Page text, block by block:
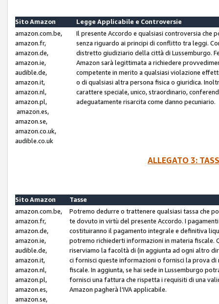
Sito Amazon
Legge Applicabile e Controversie
amazon.com.be,
amazon.fr,
amazon.de,
amazon.ie,
audible.de,
amazon.it,
amazon.nl,
amazon.pl,
amazon.es,
amazon.se,
amazon.co.uk,
audible.co.uk
Il presente Accordo e qualsiasi controversia che
senza riguardo ai principi di conflitto tra leggi.
distretto giudiziario della città di Lussemburgo.
Amazon sarà legittimata a richiedere
competente in merito a qualsiasi violazione
o di qualsiasi altra persona fisica o giuridica.
carattere speciale, unico, straordinario,
adeguatamente risarcita come danno pecuniario.
ALLEGATO 3:
Sito Amazon
Tasse
amazon.com.be,
amazon.fr,
amazon.de,
amazon.ie,
audible.de,
amazon.it,
amazon.nl,
amazon.pl,
amazon.es,
amazon.se,
Potremo dedurre o trattenere qualsiasi tassa che
te dovuto in virtù del presente Accordo. I
costituiranno il pagamento integrale e definitiva
potremo richiederti informazioni in materia fiscale.
riserviamo la facoltà di (in aggiunta ad ogni altro
ci fornisci queste informazioni o fornisci la prova
fiscale. In aggiunta, se hai sede in Lussemburgo
fornisci una fattura che rispetta i requisiti di una
Amazon pagherà l'IVA applicabile.